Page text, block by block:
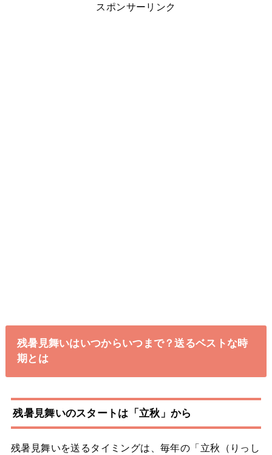
スポンサーリンク
残暑見舞いはいつからいつまで？送るベストな時
期とは
残暑見舞いのスタートは「立秋」から
残暑見舞いを送るタイミングは、毎年の「立秋（りっし